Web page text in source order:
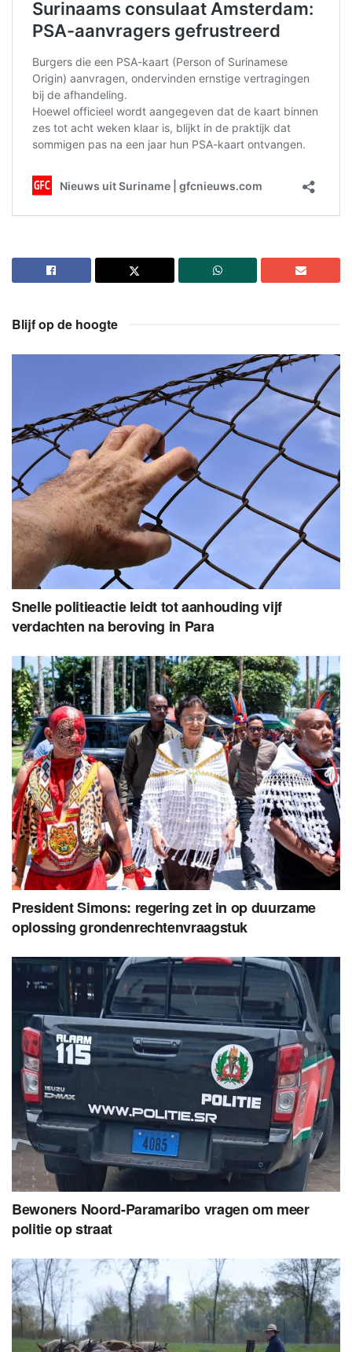
Blijf op de hoogte
Snelle politieactie leidt tot aanhouding vijf
verdachten na beroving in Para
President Simons: regering zet in op duurzame
oplossing grondenrechtenvraagstuk
Bewoners Noord-Paramaribo vragen om meer
politie op straat